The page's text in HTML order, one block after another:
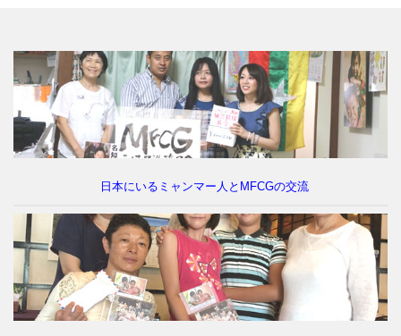
日本にいるミャンマー人とMFCGの交流
「名知医師に共感。ミャンマーがよくな
って欲しい！」
「ネー カウン イェラー！
（お元気ですか？）」
同胞の絆を名知医師に託す。